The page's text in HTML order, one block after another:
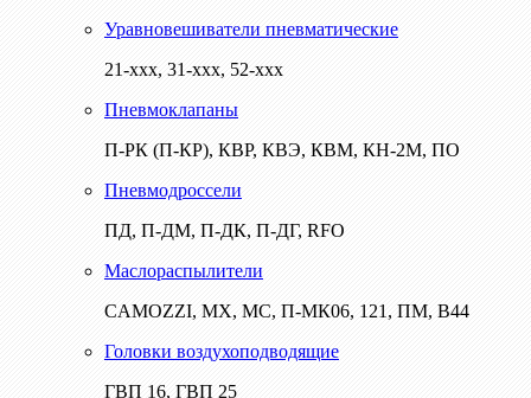
Уравновешиватели пневматические
21-ххх, 31-ххх, 52-ххх
Пневмоклапаны
П-РК (П-КР), КВР, КВЭ, КВМ, КН-2М, ПО
Пневмодроссели
ПД, П-ДМ, П-ДК, П-ДГ, RFO
Маслораспылители
CAMOZZI, МХ, МС, П-МК06, 121, ПМ, В44
Головки воздухоподводящие
ГВП 16, ГВП 25